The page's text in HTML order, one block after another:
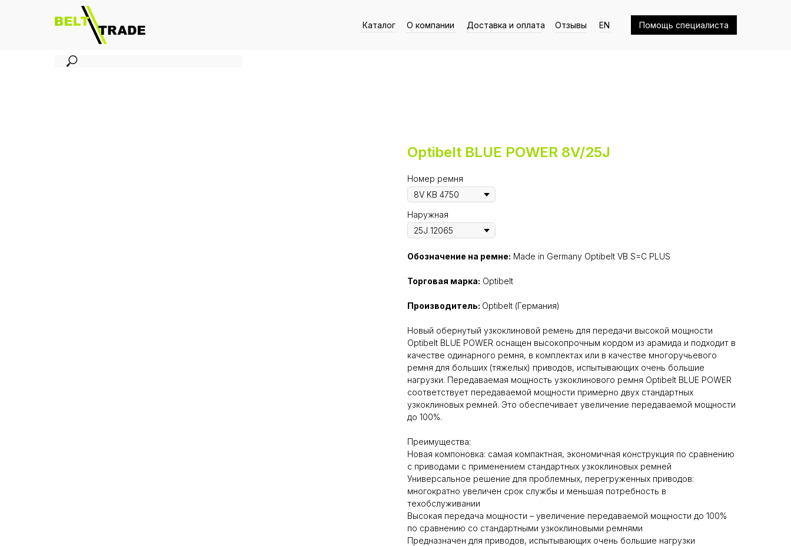
Каталог О компании Отзывы Помощь специалиста
Доставка и оплата EN
Optibelt BLUE POWER 8V/25J
Номер ремня
Наружная
Обозначение на ремне: Made in Germany Optibelt VB S=C PLUS
Торговая марка: Optibelt
Производитель: Optibelt (Германия)
Новый обернутый узкоклиновой ремень для передачи высокой мощности
Optibelt BLUE POWER оснащен высокопрочным кордом из арамида и подходит в
качестве одинарного ремня, в комплектах или в качестве многоручьевого
ремня для больших (тяжелых) приводов, испытывающих очень большие
нагрузки. Передаваемая мощность узкоклинового ремня Optibelt BLUE POWER
соответствует передаваемой мощности примерно двух стандартных
узкоклиновых ремней. Это обеспечивает увеличение передаваемой мощности
до 100%.
Преимущества:
Новая компоновка: самая компактная, экономичная конструкция по сравнению
с приводами с применением стандартных узкоклиновых ремней
Универсальное решение для проблемных, перегруженных приводов:
многократно увеличен срок службы и меньшая потребность в
техобслуживании
Высокая передача мощности – увеличение передаваемой мощности до 100%
по сравнению со стандартными узкоклиновыми ремнями
Предназначен для приводов, испытывающих очень большие нагрузки